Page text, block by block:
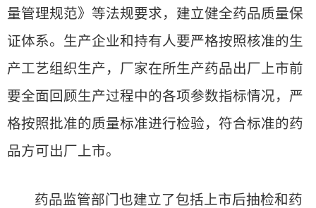
量管理规范》等法规要求，建立健全药品质量保
证体系。生产企业和持有人要严格按照核准的生
产工艺组织生产，厂家在所生产药品出厂上市前
要全面回顾生产过程中的各项参数指标情况，严
格按照批准的质量标准进行检验，符合标准的药
品方可出厂上市。
药品监管部门也建立了包括上市后抽检和药